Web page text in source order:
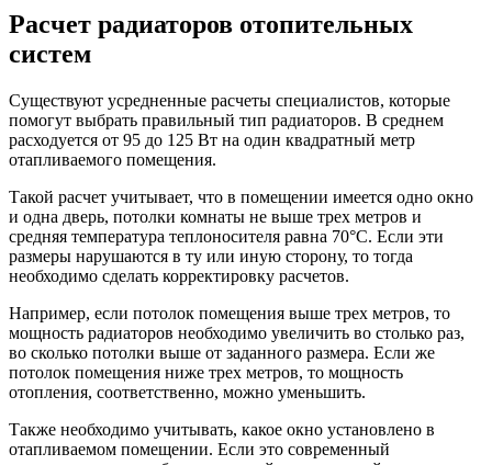
Расчет радиаторов отопительных
систем
Существуют усредненные расчеты специалистов, которые
помогут выбрать правильный тип радиаторов. В среднем
расходуется от 95 до 125 Вт на один квадратный метр
отапливаемого помещения.
Такой расчет учитывает, что в помещении имеется одно окно
и одна дверь, потолки комнаты не выше трех метров и
средняя температура теплоносителя равна 70°C. Если эти
размеры нарушаются в ту или иную сторону, то тогда
необходимо сделать корректировку расчетов.
Например, если потолок помещения выше трех метров, то
мощность радиаторов необходимо увеличить во столько раз,
во сколько потолки выше от заданного размера. Если же
потолок помещения ниже трех метров, то мощность
отопления, соответственно, можно уменьшить.
Также необходимо учитывать, какое окно установлено в
отапливаемом помещении. Если это современный